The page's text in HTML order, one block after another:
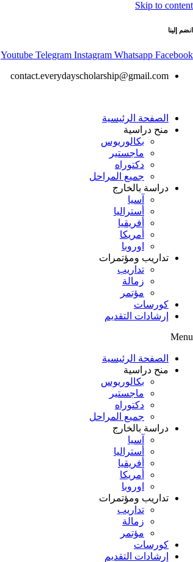
Skip to content
انضم إلينا
Youtube Telegram Instagram Whatsapp Facebook
contact.everydayscholarship@gmail.com
الصفحة الرئيسية
منح دراسية
بكالوريوس
ماجستير
دكتوراه
جميع المراحل
دراسة بالخارج
آسيا
أستراليا
أفريقيا
أمريكا
اوروبا
تداريب ومؤتمرات
تداريب
زمالة
مؤتمر
كورسات
إرشادات التقديم
Menu
الصفحة الرئيسية
منح دراسية
بكالوريوس
ماجستير
دكتوراه
جميع المراحل
دراسة بالخارج
آسيا
أستراليا
أفريقيا
أمريكا
اوروبا
تداريب ومؤتمرات
تداريب
زمالة
مؤتمر
كورسات
إرشادات التقديم